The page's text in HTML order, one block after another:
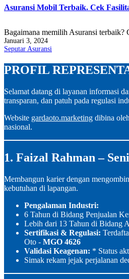
Asuransi Mobil Terbaik. Cek
Bagaimana memilih Asuransi terbaik?
Diterbitkan
Januari 3, 2024
Dikategorikan
Seputar Asuransi
PROFIL
Selamat datang di layanan informasi
transparan, dan patuh pada regulasi
Website gardaoto.marketing dibina
nasional.
1. Faizal Rahman –
Membangun karier dengan
kebutuhan di lapangan.
Pengalaman Industri:
6 Tahun di Bidang Penjualan
Lebih dari 13 Tahun di Bidang
Sertifikasi & Regulasi:
Oto - MGO 4626
Validasi Keagenan: * Status
Simak rekam jejak perjalanan